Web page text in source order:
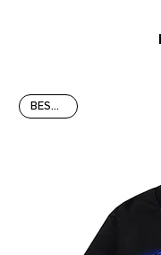
BEST HIT!